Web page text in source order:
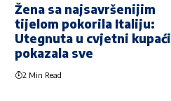
Žena sa najsavršenijim
tijelom pokorila Italiju:
Utegnuta u cvjetni kupaći
pokazala sve
2 Min Read